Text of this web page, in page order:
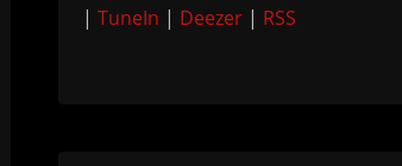
| TuneIn | Deezer| RSS